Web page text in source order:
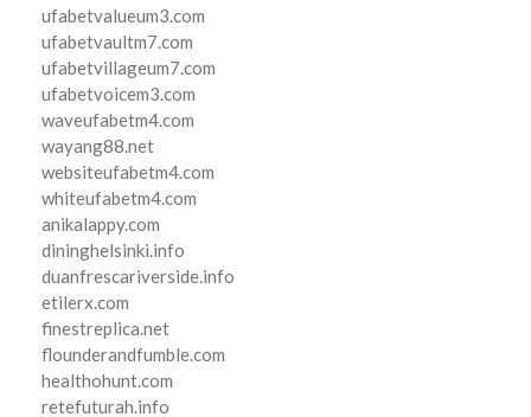
ufabetvalueum3.com
ufabetvaultm7.com
ufabetvillageum7.com
ufabetvoicem3.com
waveufabetm4.com
wayang88.net
websiteufabetm4.com
whiteufabetm4.com
anikalappy.com
dininghelsinki.info
duanfrescariverside.info
etilerx.com
finestreplica.net
flounderandfumble.com
healthohunt.com
retefuturah.info